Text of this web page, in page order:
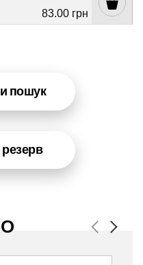
83.00 грн
пошук
Previous
Next